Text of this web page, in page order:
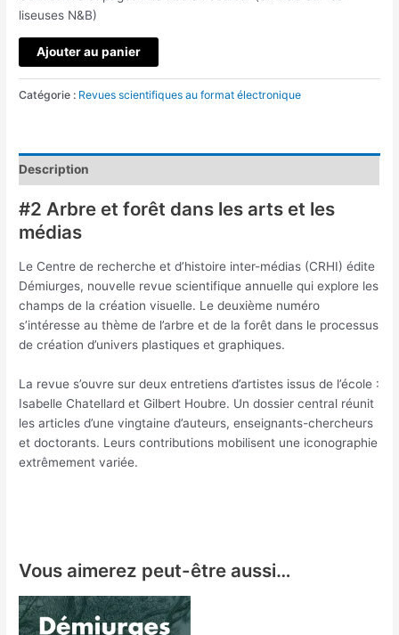
liseuses N&B)
quantité
de
scientifique
au
format
électronique
Ajouter au panier
Catégorie : Revues scientifiques au format électronique
Description
#2 Arbre et forêt dans les arts et les
médias
Le Centre de recherche et d’histoire inter-médias (CRHI) édite
Démiurges, nouvelle revue scientifique annuelle qui explore les
champs de la création visuelle. Le deuxième numéro
s’intéresse au thème de l’arbre et de la forêt dans le processus
de création d’univers plastiques et graphiques.
La revue s’ouvre sur deux entretiens d’artistes issus de l’école :
Isabelle Chatellard et Gilbert Houbre. Un dossier central réunit
les articles d’une vingtaine d’auteurs, enseignants-chercheurs
et doctorants. Leurs contributions mobilisent une iconographie
extrêmement variée.
Vous aimerez peut-être aussi…